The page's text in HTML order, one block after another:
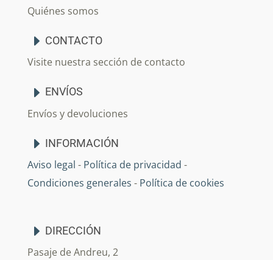
Quiénes somos
CONTACTO
Visite nuestra sección de contacto
ENVÍOS
Envíos y devoluciones
INFORMACIÓN
Aviso legal - Política de privacidad -
Condiciones generales - Política de cookies
DIRECCIÓN
Pasaje de Andreu, 2